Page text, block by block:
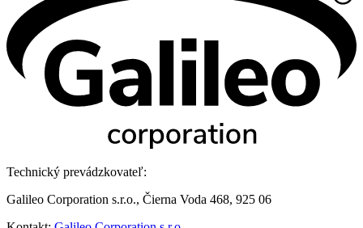
Technický prevádzkovateľ:
Galileo Corporation s.r.o., Čierna Voda 468, 925 06